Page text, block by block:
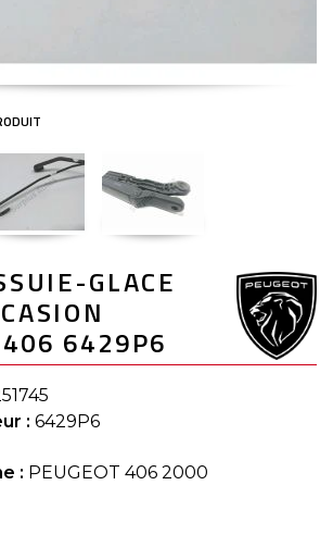
GLACE
406 6429P6
: 6429P6
: PEUGEOT 406 2000